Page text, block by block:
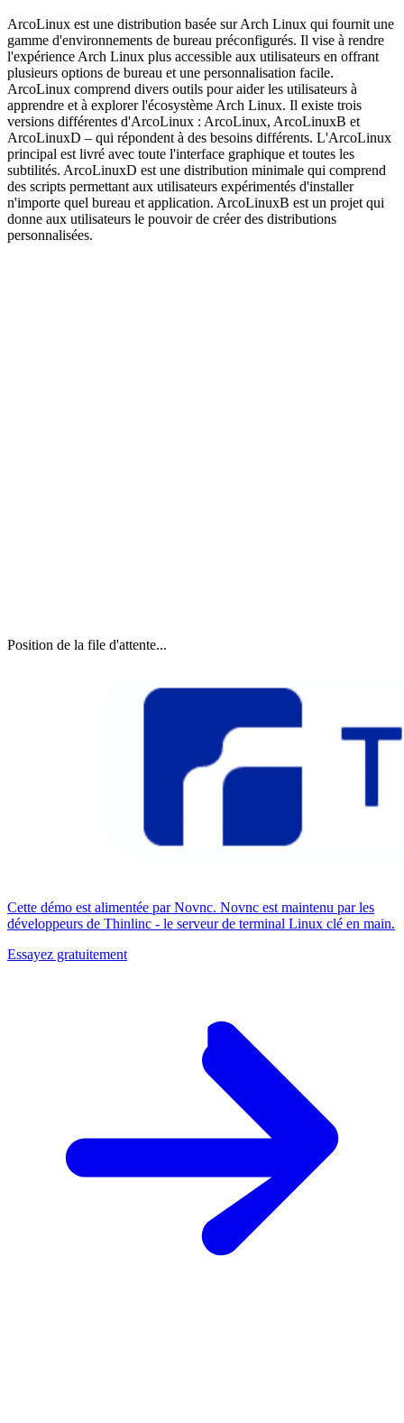
ArcoLinux est une distribution basée sur Arch Linux qui fournit une
gamme d'environnements de bureau préconfigurés. Il vise à rendre
l'expérience Arch Linux plus accessible aux utilisateurs en offrant
plusieurs options de bureau et une personnalisation facile.
ArcoLinux comprend divers outils pour aider les utilisateurs à
apprendre et à explorer l'écosystème Arch Linux. Il existe trois
versions différentes d'ArcoLinux : ArcoLinux, ArcoLinuxB et
ArcoLinuxD – qui répondent à des besoins différents. L'ArcoLinux
principal est livré avec toute l'interface graphique et toutes les
subtilités. ArcoLinuxD est une distribution minimale qui comprend
des scripts permettant aux utilisateurs expérimentés d'installer
n'importe quel bureau et application. ArcoLinuxB est un projet qui
donne aux utilisateurs le pouvoir de créer des distributions
personnalisées.
Position de la file d'attente...
Cette démo est alimentée par Novnc. Novnc est maintenu par les
développeurs de Thinlinc - le serveur de terminal Linux clé en main.
Essayez gratuitement